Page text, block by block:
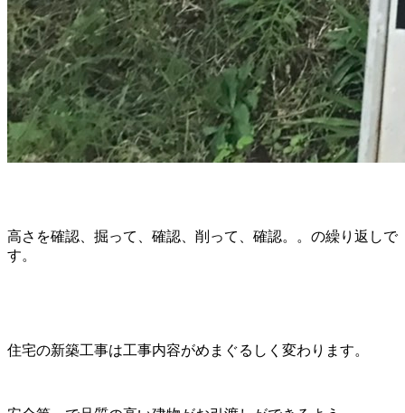
高さを確認、掘って、確認、削って、確認。。の繰り返しで
す。
住宅の新築工事は工事内容がめまぐるしく変わります。